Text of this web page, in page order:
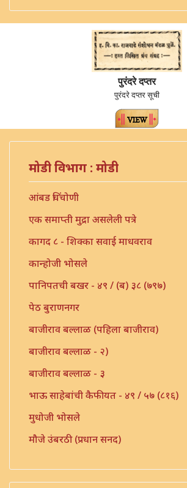
पुरंदरे दप्तर
पुरंदरे दप्तर सूची
मोडी विभाग : मोडी
आंबड चिंचोणी
एक समाप्ती मुद्रा असलेली पत्रे
कागद ८ - शिक्का सवाई माधवराव
कान्होजी भोसले
पानिपतची बखर - ४९ / (ब) ३८ (७९७)
पेठ बुराणनगर
बाजीराव बल्लाळ (पहिला बाजीराव)
बाजीराव बल्लाळ - २)
बाजीराव बल्लाळ - ३
भाऊ साहेबांची कैफीयत - ४९ / ५७ (८१६)
मुधोजी भोसले
मौजे उंबरठी (प्रधान सनद)
मौजे छगाव मारवण